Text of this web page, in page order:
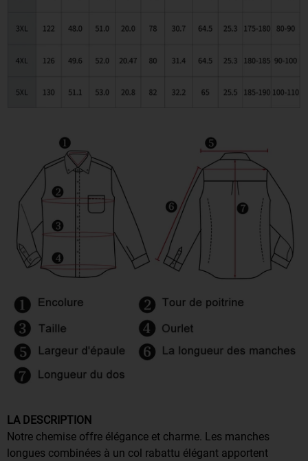
LA DESCRIPTION
Notre chemise offre élégance et charme. Les manches
longues combinées à un col rabattu élégant apportent